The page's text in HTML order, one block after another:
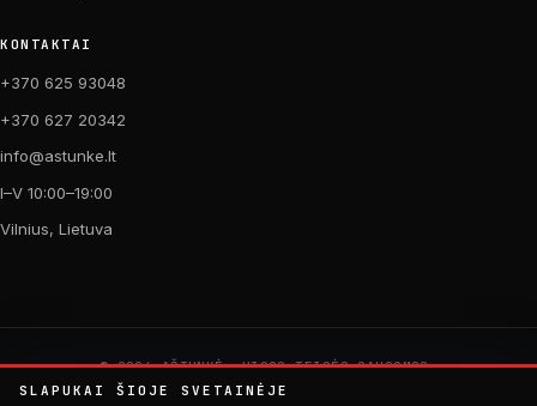
KONTAKTAI
+370 625 93048
+370 627 20342
info@astunke.lt
I–V 10:00–19:00
Vilnius, Lietuva
© 2026 AŠTUNKĖ. VISOS TEISĖS SAUGOMOS.
PAGAMINTA SU MEILE DVIRAČIAMS. 🚴
SLAPUKAI ŠIOJE SVETAINĖJE